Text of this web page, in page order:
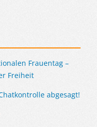
Frauentag –
Freiheit
abgesagt!